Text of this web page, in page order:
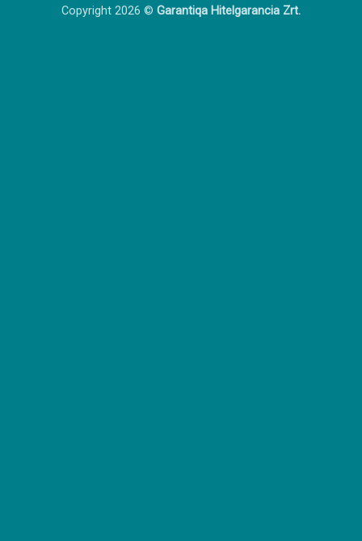
Copyright 2026 © Garantiqa Hitelgarancia Zrt.